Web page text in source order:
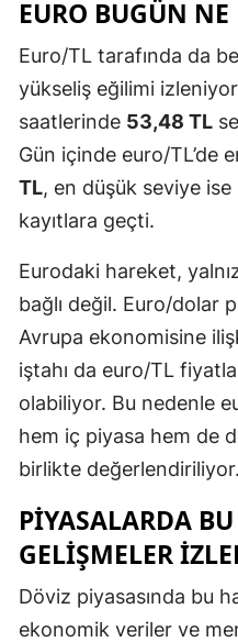
EURO BUGÜN NE
Euro/TL tarafında da
yükseliş eğilimi
saatlerinde 53,48 TL
Gün içinde euro/TL’de
TL, en düşük seviye ise
kayıtlara geçti.
Eurodaki hareket,
bağlı değil. Euro/dolar
Avrupa ekonomisine
iştahı da euro/TL
olabiliyor. Bu nedenle
hem iç piyasa hem de
birlikte değerlendiriliyor.
PIYASALARDA
GELIŞMELER
Döviz piyasasında bu
ekonomik veriler ve